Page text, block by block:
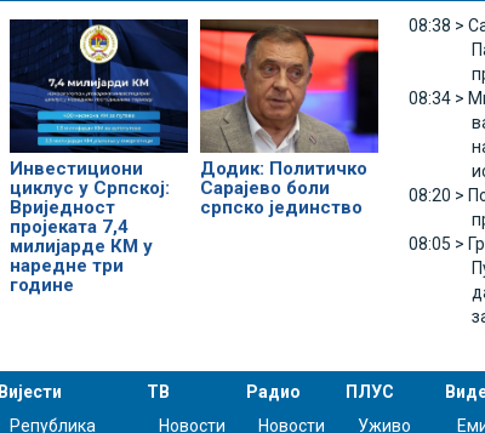
Инвестициони
циклус у Српској:
Вриједност
пројеката 7,4
милијарде КМ у
наредне три
године
Додик: Политичко
Сарајево боли
српско јединство
08:38 >
08:34 >
08:20 >
08:05 >
Вијести
Република
ТВ
Новости
Радио
Новости
ПЛУС
Уживо